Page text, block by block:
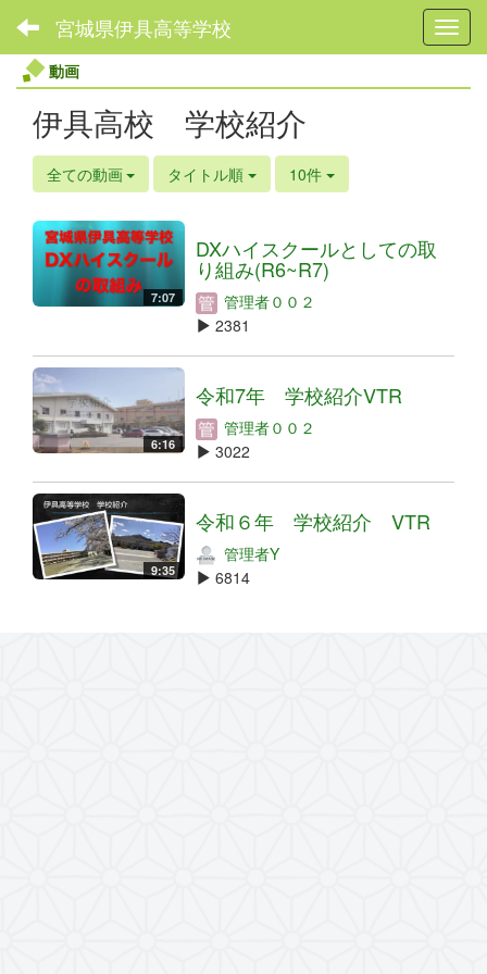
宮城県伊具高等学校
動画
伊具高校 学校紹介
全ての動画 タイトル順 10件
7:07
DXハイスクールとしての取
り組み(R6~R7)
管理者００２
2381
6:16
令和7年 学校紹介VTR
管理者００２
3022
9:35
令和６年 学校紹介 VTR
管理者Y
6814